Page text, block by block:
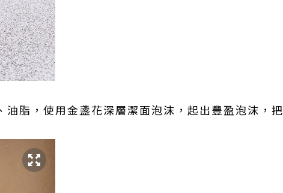
脂，使用金盞花深層潔面泡沫，起出豐盈泡沫，把